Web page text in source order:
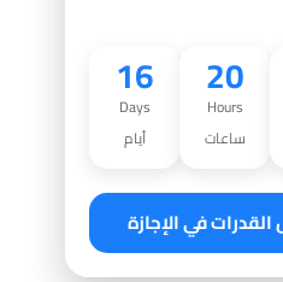
16
Days
أيام
20
Hours
ساعات
في الإجازة